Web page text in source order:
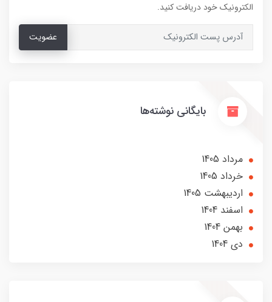
الکترونیک خود دریافت کنید.
عضویت
بایگانی نوشته‌ها
مرداد 1405
خرداد 1405
ارديبهشت 1405
اسفند 1404
بهمن 1404
دی 1404